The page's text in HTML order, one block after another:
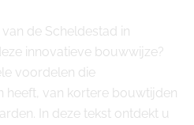
de Scheldestad in
innovatieve bouwwijze?
voordelen die
heeft, van kortere bouwtijden
In deze tekst ontdekt u